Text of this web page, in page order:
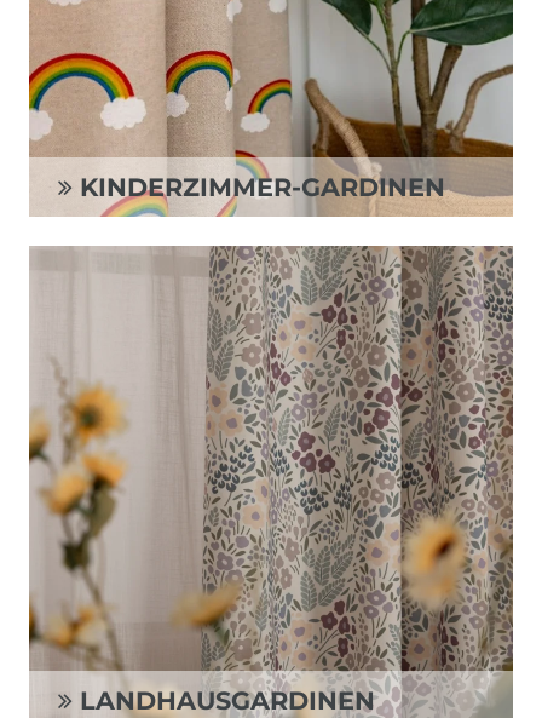
KINDERZIMMER-GARDINEN
LANDHAUSGARDINEN